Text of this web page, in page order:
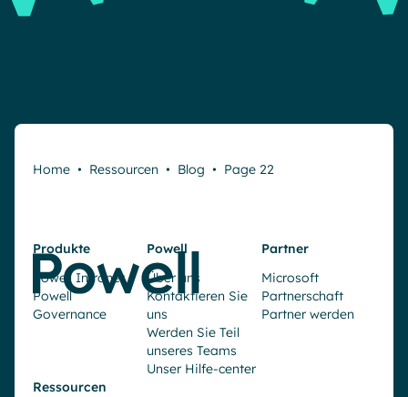
Home • Ressourcen • Blog • Page 22
Produkte
Powell Intranet
Powell
Governance
Powell
Über uns
Kontaktieren Sie
uns
Werden Sie Teil
unseres Teams
Unser Hilfe-center
Partner
Microsoft
Partnerschaft
Partner werden
Ressourcen